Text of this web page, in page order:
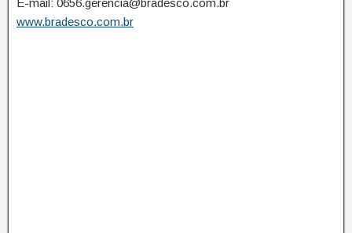
E-mail: 0656.gerencia@bradesco.com.br
www.bradesco.com.br